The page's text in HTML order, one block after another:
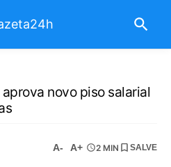
novo piso salarial
A- A+ 2 MIN SALVE